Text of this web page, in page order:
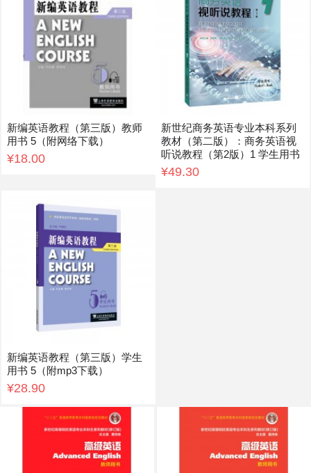
新编英语教程（第三版）教师
用书 5（附网络下载）
¥18.00
新世纪商务英语专业本科系列
教材（第二版）：商务英语视
听说教程（第2版）1 学生用书
¥49.30
新编英语教程（第三版）学生
用书 5（附mp3下载）
¥28.90